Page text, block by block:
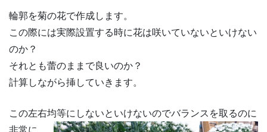
輪郭を菊の花で作成します。
この際には実際設置する時に花は咲いていないといけない
のか？
それとも蕾のままで良いのか？
計算しながら挿していきます。
この左右均等にしないといけないのでバランスを取るのに
非常に